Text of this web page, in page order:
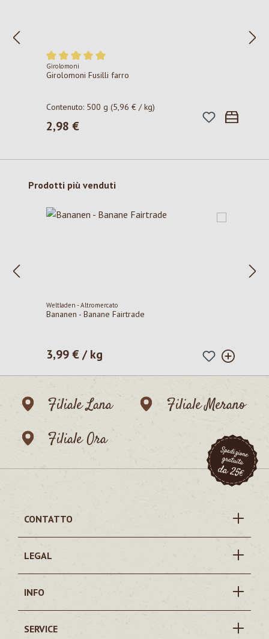
Valutazione media di 5 su 5 stelle
Girolomoni
Girolomoni Fusilli farro
Contenuto: 500 g(5,96 € / kg)
Prezzo normale:
2,98 €
Salta la galleria dei prodotti
Prodotti più venduti
Weltladen - Altromercato
Bananen - Banane Fairtrade
Prezzo normale:
3,99 € / kg
Filiale Lana
Filiale Merano
Filiale Ora
CONTATTO
LEGAL
INFO
SERVICE